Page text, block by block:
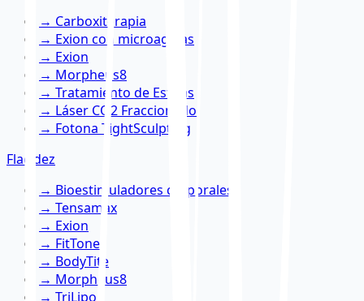
→ Carboxiterapia
→ Exion con microagujas
→ Exion
→ Morpheus8
→ Tratamiento de Estrías
→ Láser CO2 Fraccionado
→ Fotona TightSculpting
Flacidez
→ Bioestimuladores corporales
→ Tensamax
→ Exion
→ FitTone
→ BodyTite
→ Morpheus8
→ TriLipo